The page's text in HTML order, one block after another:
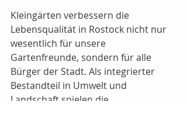
Kleingärten verbessern die
Lebensqualität in Rostock nicht nur
wesentlich für unsere
Gartenfreunde, sondern für alle
Bürger der Stadt. Als integrierter
Bestandteil in Umwelt und
Landschaft spielen die